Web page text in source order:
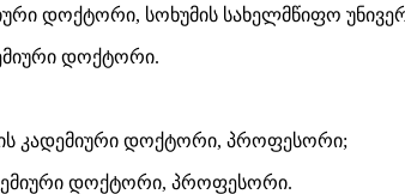
დოქტორი, სოხუმის სახელმწიფო
დოქტორი.
კადემიური დოქტორი, პროფესორი;
დოქტორი, პროფესორი.